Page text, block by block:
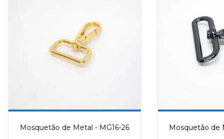
Mosquetão de Metal - MG16-26 Mosquetão de